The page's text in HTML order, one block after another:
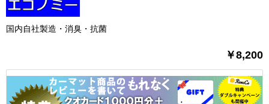
国内自社製造・消臭・抗菌
￥8,200